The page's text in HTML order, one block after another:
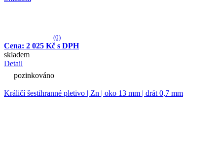
(0)
Cena: 2 025 Kč s DPH
skladem
Detail
pozinkováno
Králičí šestihranné pletivo | Zn | oko 13 mm | drát 0,7 mm